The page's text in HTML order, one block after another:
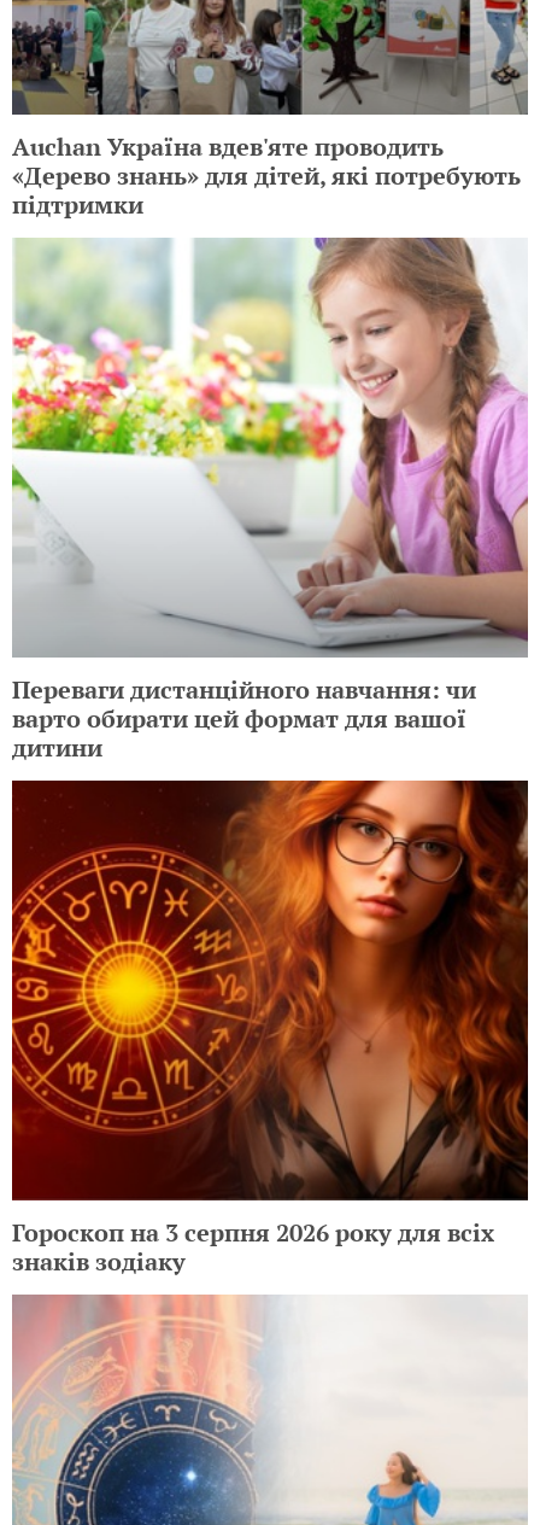
Auchan Україна вдев'яте проводить
«Дерево знань» для дітей, які потребують
підтримки
Переваги дистанційного навчання: чи
варто обирати цей формат для вашої
дитини
Гороскоп на 3 серпня 2026 року для всіх
знаків зодіаку